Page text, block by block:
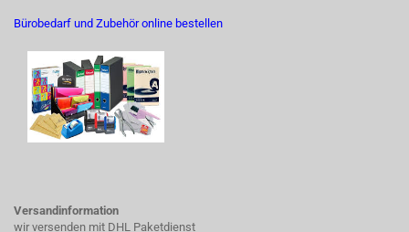
Bürobedarf und Zubehör online bestellen
Versandinformation
wir versenden mit DHL Paketdienst